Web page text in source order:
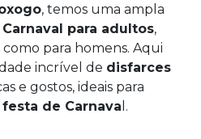
, temos uma ampla
para adultos,
para homens. Aqui
incrível de disfarces
e gostos, ideais para
festa de Carnava l.